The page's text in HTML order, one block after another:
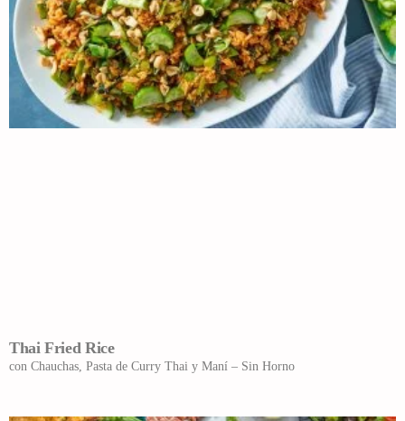
Thai Fried Rice
con Chauchas, Pasta de Curry Thai y Maní – Sin Horno